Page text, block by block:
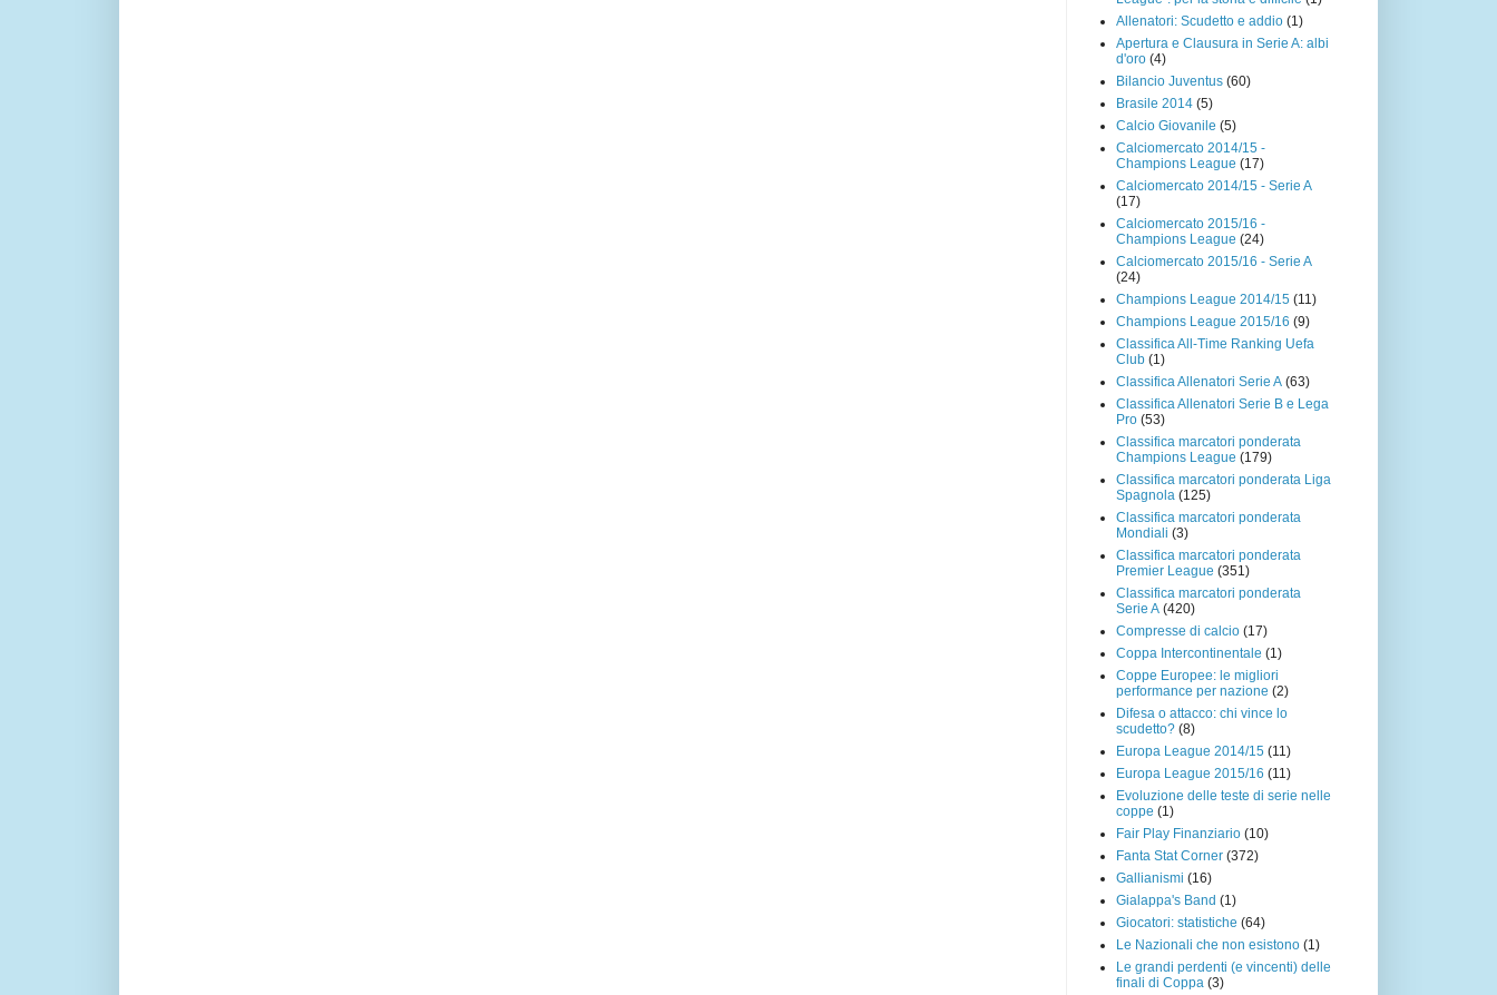
Allenatori: Scudetto e addio (1)
Apertura e Clausura in Serie A: albi
d'oro (4)
Bilancio Juventus (60)
Brasile 2014 (5)
Calcio Giovanile (5)
Calciomercato 2014/15 -
Champions League (17)
Calciomercato 2014/15 - Serie A
(17)
Calciomercato 2015/16 -
Champions League (24)
Calciomercato 2015/16 - Serie A
(24)
Champions League 2014/15 (11)
Champions League 2015/16 (9)
Classifica All-Time Ranking Uefa
Club (1)
Classifica Allenatori Serie A (63)
Classifica Allenatori Serie B e Lega
Pro (53)
Classifica marcatori ponderata
Champions League (179)
Classifica marcatori ponderata Liga
Spagnola (125)
Classifica marcatori ponderata
Mondiali (3)
Classifica marcatori ponderata
Premier League (351)
Classifica marcatori ponderata
Serie A (420)
Compresse di calcio (17)
Coppa Intercontinentale (1)
Coppe Europee: le migliori
performance per nazione (2)
Difesa o attacco: chi vince lo
scudetto? (8)
Europa League 2014/15 (11)
Europa League 2015/16 (11)
Evoluzione delle teste di serie nelle
coppe (1)
Fair Play Finanziario (10)
Fanta Stat Corner (372)
Gallianismi (16)
Gialappa's Band (1)
Giocatori: statistiche (64)
Le Nazionali che non esistono (1)
Le grandi perdenti (e vincenti) delle
finali di Coppa (3)